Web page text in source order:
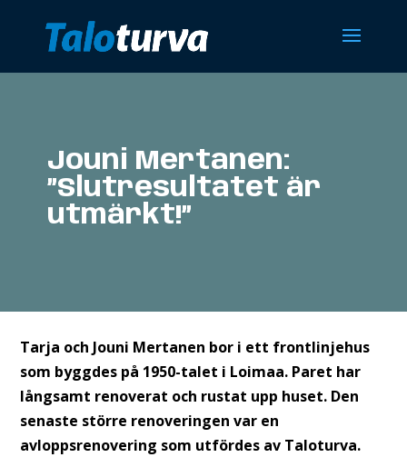
Jouni Mertanen:
”Slutresultatet är
utmärkt!”
Tarja och Jouni Mertanen bor i ett frontlinjehus
som byggdes på 1950-talet i Loimaa. Paret har
långsamt renoverat och rustat upp huset. Den
senaste större renoveringen var en
avloppsrenovering som utfördes av Taloturva.